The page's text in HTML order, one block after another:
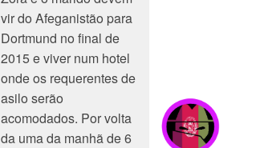
vir do Afeganistão para
Dortmund no final de
2015 e viver num hotel
onde os requerentes de
asilo serão
acomodados. Por volta
da uma da manhã de 6